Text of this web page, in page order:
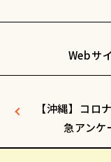
Webサ
【沖縄】コロ
急アンケ